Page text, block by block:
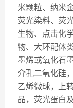
米颗粒、纳米
荧光染料、荧
生物、点击化
物、大环配体
墨烯或氧化石
介孔二氧化硅
乙烯微球，上
品，荧光蛋白